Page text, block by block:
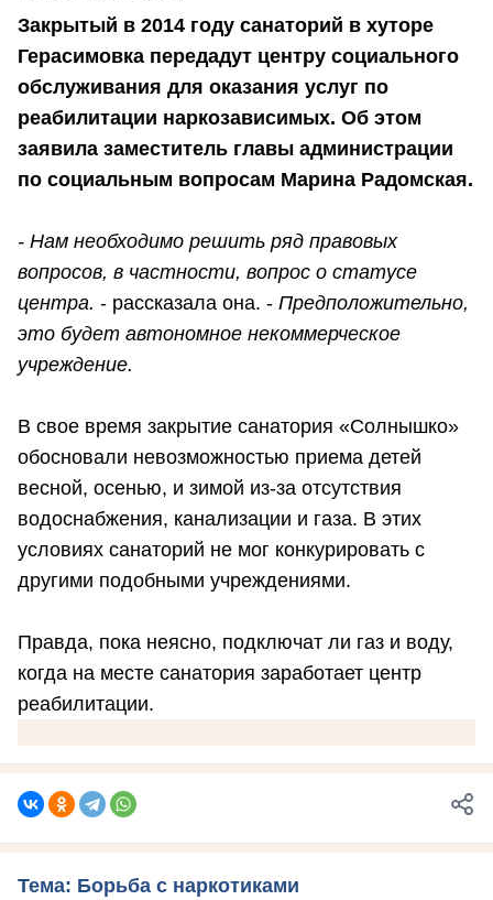
Закрытый в 2014 году санаторий в хуторе
Герасимовка передадут центру социального
обслуживания для оказания услуг по
реабилитации наркозависимых. Об этом
заявила заместитель главы администрации
по социальным вопросам Марина Радомская.
- Нам необходимо решить ряд правовых
вопросов, в частности, вопрос о статусе
центра. - рассказала она. - Предположительно,
это будет автономное некоммерческое
учреждение.
В свое время закрытие санатория «Солнышко»
обосновали невозможностью приема детей
весной, осенью, и зимой из-за отсутствия
водоснабжения, канализации и газа. В этих
условиях санаторий не мог конкурировать с
другими подобными учреждениями.
Правда, пока неясно, подключат ли газ и воду,
когда на месте санатория заработает центр
реабилитации.
Тема: Борьба с наркотиками